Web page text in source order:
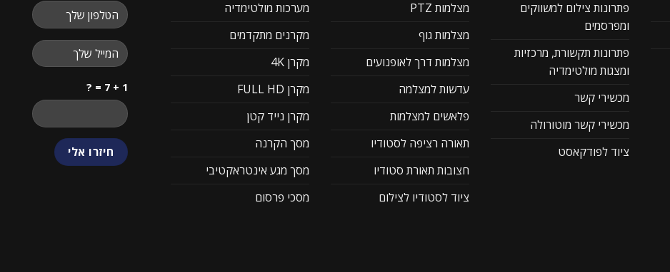
פתרונות צילום למשווקים
ומפרסמים
פתרונות תקשורת, מרכזיות
ומצגות מולטימדיה
מכשירי קשר
מכשירי קשר מוטורולה
ציוד לפודקאסט
מצלמות PTZ
מצלמות גוף
מצלמות דרך לאופנועים
עדשות למצלמה
פלאשים למצלמות
תאורה רציפה לסטודיו
חצובות תאורת סטודיו
ציוד לסטודיו לצילום
מערכות מולטימדיה
מקרנים מתקדמים
מקרן 4K
מקרן FULL HD
מקרן נייד קטן
מסך הקרנה
מסך מגע אינטראקטיבי
מסכי פרסום
1 + 7 = ?